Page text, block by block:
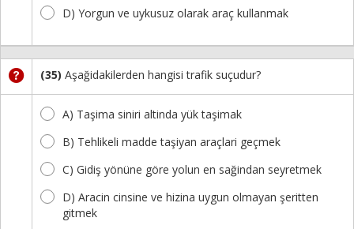
D) Yorgun ve uykusuz olarak araç kullanmak
(35) Aşağidakilerden hangisi trafik suçudur?
A) Taşima siniri altinda yük taşimak
B) Tehlikeli madde taşiyan araçlari geçmek
C) Gidiş yönüne göre yolun en sağindan seyretmek
D) Aracin cinsine ve hizina uygun olmayan şeritten
gitmek